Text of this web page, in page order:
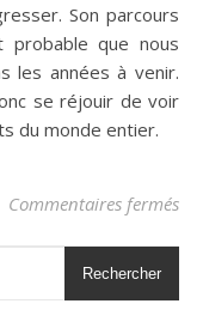
Son parcours
que nous
les années à venir.
se réjouir de voir
du monde entier.
Commentaires fermés
Rechercher